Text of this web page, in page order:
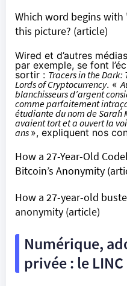
Which word begins
this picture? (article)
Wired et d’autres
par exemple, se font
sortir : Tracers in the
Lords of Cryptocurrency. «
blanchisseurs d’argent
comme parfaitement
étudiante du nom de Sarah
avaient tort et a ouvert la
ans », expliquent nos
How a 27-Year-Old
Bitcoin’s Anonymity
How a 27-year-old
anonymity (article)
Numérique,
privée : le